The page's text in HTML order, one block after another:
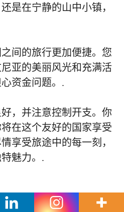
是在宁静的山中小镇，
间的旅行更加便捷。您
亚的美丽风光和充满活
资金问题。.
，并注意控制开支。你
在这个友好的国家享受
享受旅途中的每一刻，
魅力。.